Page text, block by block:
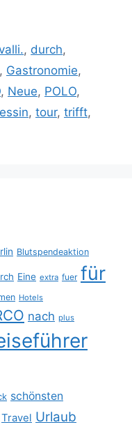
, durch,
, Gastronomie,
, Neue, POLO,
, tour, trifft,
Blutspendeaktion
Eine extra fuer für
Hotels
nach plus
schönsten
Travel Urlaub